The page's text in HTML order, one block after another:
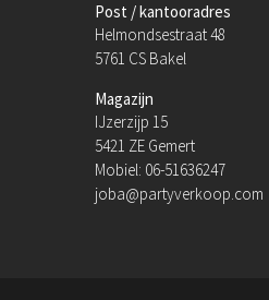
Post / kantooradres
Helmondsestraat 48
5761 CS Bakel
Magazijn
IJzerzijp 15
5421 ZE Gemert
Mobiel: 06-51636247
joba@partyverkoop.com